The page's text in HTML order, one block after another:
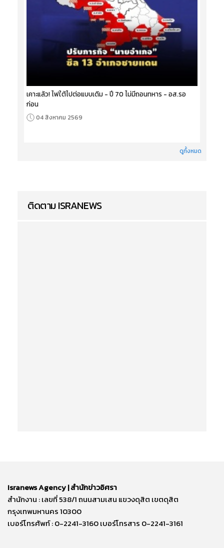
เคาะแล้ว! ไฟใต้ไปต่อแบบเดิม - ปี 70 ไม่มีถอนทหาร - อส.รอ
ก่อน
04 สิงหาคม 2569
ดูทั้งหมด
ติดตาม ISRANEWS
Isranews Agency | สำนักข่าวอิศรา
สำนักงาน : เลขที่ 538/1 ถนนสามเสน แขวงดุสิต เขตดุสิต
กรุงเทพมหานคร 10300
เบอร์โทรศัพท์ : 0-2241-3160 เบอร์โทรสาร 0-2241-3161